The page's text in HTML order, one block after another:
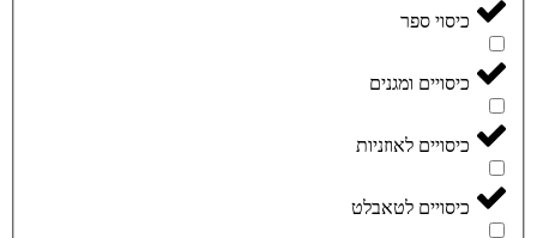
כיסוי ספר
כיסויים ומגנים
כיסויים לאוזניות
כיסויים לטאבלט